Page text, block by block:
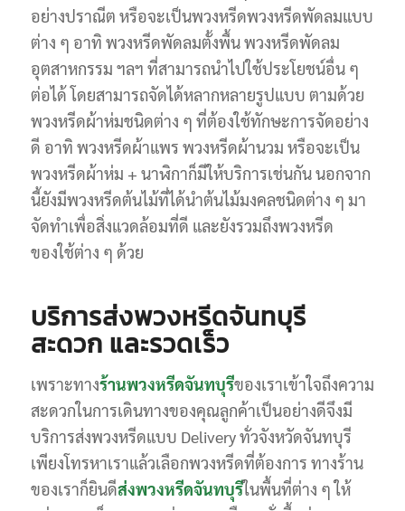
อย่างปราณีต หรือจะเป็นพวงหรีดพวงหรีดพัดลมแบบ
ต่าง ๆ อาทิ พวงหรีดพัดลมตั้งพื้น พวงหรีดพัดลม
อุตสาหกรรม ฯลฯ ที่สามารถนำไปใช้ประโยชน์อื่น ๆ
ต่อได้ โดยสามารถจัดได้หลากหลายรูปแบบ ตามด้วย
พวงหรีดผ้าห่มชนิดต่าง ๆ ที่ต้องใช้ทักษะการจัดอย่าง
ดี อาทิ พวงหรีดผ้าแพร พวงหรีดผ้านวม หรือจะเป็น
พวงหรีดผ้าห่ม + นาฬิกาก็มีให้บริการเช่นกัน นอกจาก
นี้ยังมีพวงหรีดต้นไม้ที่ได้นำต้นไม้มงคลชนิดต่าง ๆ มา
จัดทำเพื่อสิ่งแวดล้อมที่ดี และยังรวมถึงพวงหรีด
ของใช้ต่าง ๆ ด้วย
บริการส่งพวงหรีดจันทบุรี
สะดวก และรวดเร็ว
เพราะทางร้านพวงหรีดจันทบุรีของเราเข้าใจถึงความ
สะดวกในการเดินทางของคุณลูกค้าเป็นอย่างดีจึงมี
บริการส่งพวงหรีดแบบ Delivery ทั่วจังหวัดจันทบุรี
เพียงโทรหาเราแล้วเลือกพวงหรีดที่ต้องการ ทางร้าน
ของเราก็ยินดีส่งพวงหรีดจันทบุรีในพื้นที่ต่าง ๆ ให้